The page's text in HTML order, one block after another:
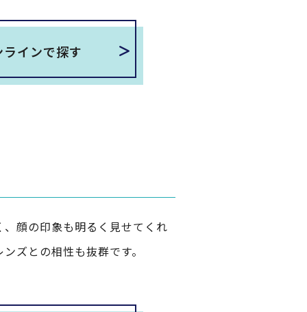
インで探す
顔の印象も明るく見せてくれ
ズとの相性も抜群です。